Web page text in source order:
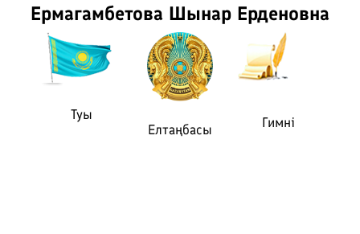
Ермагамбетова Шынар Ерденовна
Туы
Елтаңбасы
Гимні